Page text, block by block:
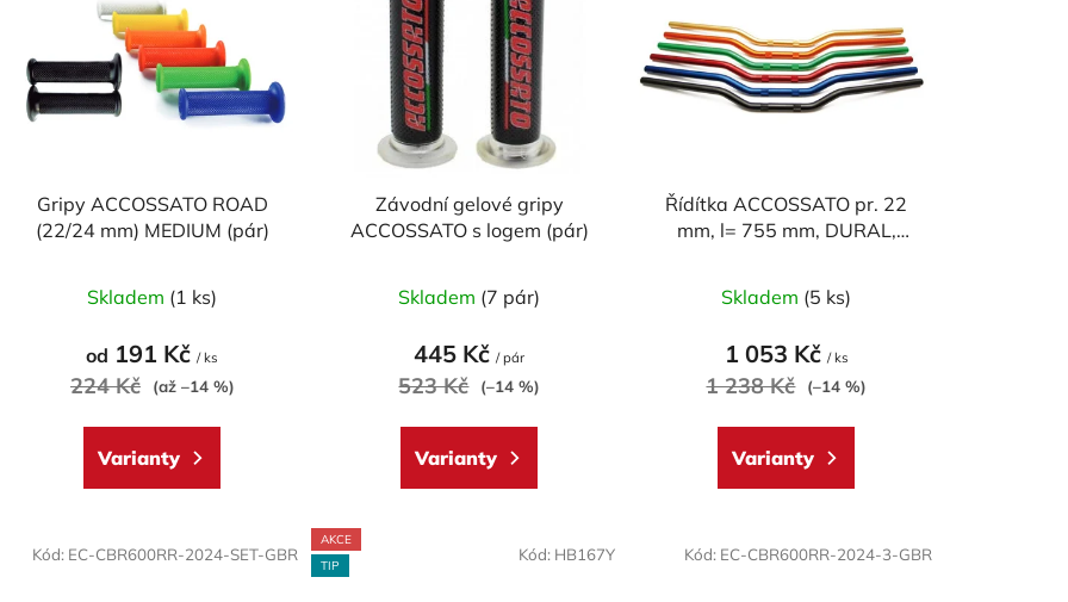
Gripy ACCOSSATO ROAD
(22/24 mm) MEDIUM (pár)
hodnocení
produktu
5
Skladem (1 ks)
od 191 Kč/ ks
224 Kč (až –14 %)
Varianty
Závodní gelové gripy
ACCOSSATO s logem (pár)
hodnocení
produktu
5
Skladem (7 pár)
445 Kč/ pár
523 Kč (–14 %)
Varianty
Řídítka ACCOSSATO pr. 22
mm, l= 755 mm, DURAL,
hodnocení
produktu
je
5
Skladem (5 ks)
1 053 Kč / ks
1 238 Kč (–14 %)
Varianty
Kód: EC-CBR600RR-2024-SET-GBR
AKCE
TIP
Kód: HB167Y Kód: EC-CBR600RR-2024-3-GBR